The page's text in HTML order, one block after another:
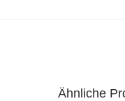
Ähnliche